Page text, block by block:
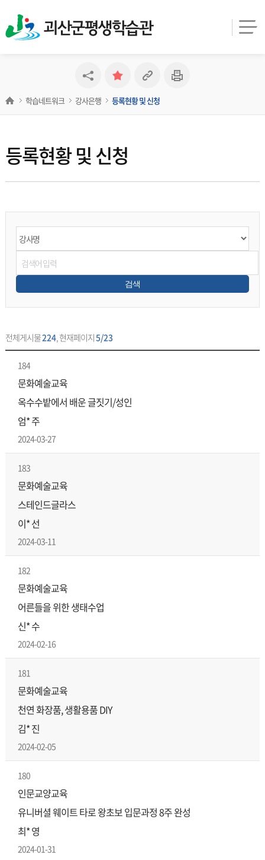
괴산군평생학습관
등록현황 및 신청
학습네트워크 강사은행 등록현황 및 신청
검색
전체게시물224, 현재페이지5/23
184
문화예술교육
옥수수밭에서 배운 글짓기/성인
엄* 주
2024-03-27
183
문화예술교육
스테인드글라스
이* 선
2024-03-11
182
문화예술교육
어른들을 위한 생태수업
신* 수
2024-02-16
181
문화예술교육
천연 화장품, 생활용품 DIY
김* 진
2024-02-05
180
인문교양교육
유니버셜 웨이트 타로 왕초보 입문과정 8주 완성
최* 영
2024-01-31